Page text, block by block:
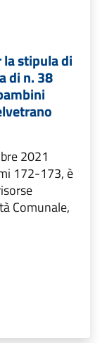
stipula di
di n. 38
2021
172-173, è
Comunale,